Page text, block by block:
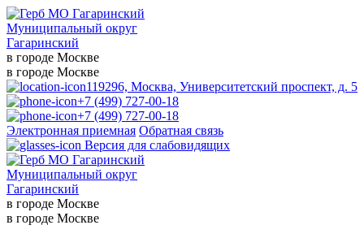
Муниципальный округ
Гагаринский
в городе Москве
в городе Москве
119296, Москва, Университетский проспект, д. 5
+7 (499) 727-00-18
+7 (499) 727-00-18
Электронная приемная Обратная связь
Версия для слабовидящих
Муниципальный округ
Гагаринский
в городе Москве
в городе Москве